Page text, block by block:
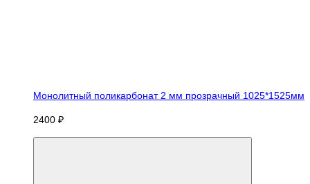
Монолитный поликарбонат 2 мм прозрачный 1025*1525мм
2400 ₽